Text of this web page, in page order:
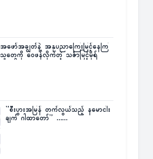
အဖော်အချွတ်နဲ့ အနုပညာကြေးမြင့်နေကြ
သူတွေကို ဝေဖန်လိုက်တဲ့ သင်္ဇာမြင့်မိုရ်
”စီးပွားအမြန် တက်လွယ်သည့် နမောငါး
ချက် ဂါထာတော်” ……